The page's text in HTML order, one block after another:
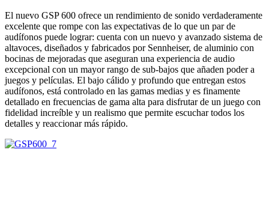
El nuevo GSP 600 ofrece un rendimiento de sonido verdaderamente
excelente que rompe con las expectativas de lo que un par de
audífonos puede lograr: cuenta con un nuevo y avanzado sistema de
altavoces, diseñados y fabricados por Sennheiser, de aluminio con
bocinas de mejoradas que aseguran una experiencia de audio
excepcional con un mayor rango de sub-bajos que añaden poder a
juegos y películas. El bajo cálido y profundo que entregan estos
audífonos, está controlado en las gamas medias y es finamente
detallado en frecuencias de gama alta para disfrutar de un juego con
fidelidad increíble y un realismo que permite escuchar todos los
detalles y reaccionar más rápido.